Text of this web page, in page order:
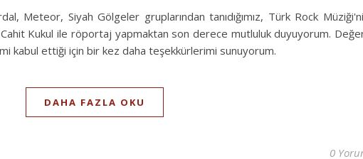
Meteor, Siyah Gölgeler gruplarından tanıdığımız, Türk Rock
Kukul ile röportaj yapmaktan son derece mutluluk duyuyorum.
kabul ettiği için bir kez daha teşekkürlerimi sunuyorum.
DAHA FAZLA OKU
0